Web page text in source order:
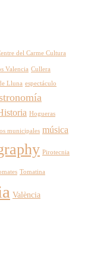
del Carme Cultura
Valencia Cullera
Lluna espectáculo
Hogueras
municipales música
Pirotecnia
Tomatina
València